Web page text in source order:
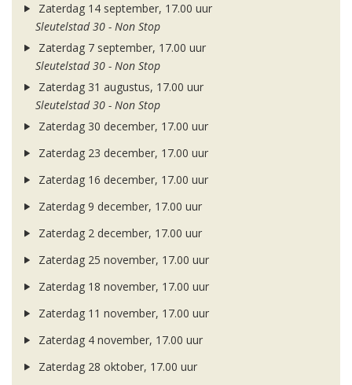
Zaterdag 14 september, 17.00 uur
Sleutelstad 30 - Non Stop
Zaterdag 7 september, 17.00 uur
Sleutelstad 30 - Non Stop
Zaterdag 31 augustus, 17.00 uur
Sleutelstad 30 - Non Stop
Zaterdag 30 december, 17.00 uur
Zaterdag 23 december, 17.00 uur
Zaterdag 16 december, 17.00 uur
Zaterdag 9 december, 17.00 uur
Zaterdag 2 december, 17.00 uur
Zaterdag 25 november, 17.00 uur
Zaterdag 18 november, 17.00 uur
Zaterdag 11 november, 17.00 uur
Zaterdag 4 november, 17.00 uur
Zaterdag 28 oktober, 17.00 uur